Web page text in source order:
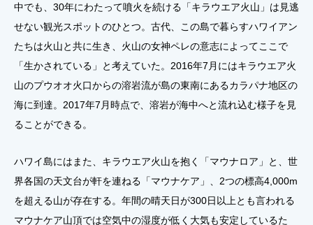
中でも、30年にわたって噴火を続ける「キラウエア火山」は見逃
せない観光スポットのひとつ。古代、この島で暮らすハワイアン
たちは火山と共に生き、火山の女神ペレの意志によってここで
「生かされている」と考えていた。2016年7月にはキラウエア火
山のプウオオ火口からの溶岩流が島の東南にあるカラパナ地区の
海に到達。2017年7月時点で、溶岩が海中へと流れ込む様子を見
ることができる。
ハワイ島にはまた、キラウエア火山を抱く「マウナロア」と、世
界各国の天文台が軒を連ねる「マウナケア」、2つの標高4,000m
を超える山が存在する。年間の晴天日が300日以上とも言われる
マウナケア山頂では空気中の湿度が低く大気も安定しているた